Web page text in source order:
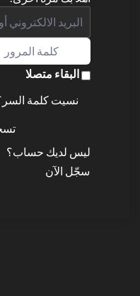
البقاء متصلا
نسيت كلمة
ليس لديك حساب؟
سجّل الآن